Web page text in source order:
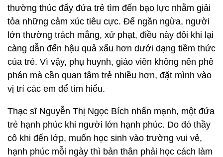
thường thúc đẩy đứa trẻ tìm đến bạo lực nhằm giải
tỏa những cảm xúc tiêu cực. Để ngăn ngừa, người
lớn thường trách mắng, xử phạt, điều này đôi khi lại
càng dẫn đến hậu quả xấu hơn dưới dạng tiềm thức
của trẻ. Vì vậy, phụ huynh, giáo viên không nên phê
phán mà cần quan tâm trẻ nhiều hơn, đặt mình vào
vị trí các em để tìm hiểu.
Thạc sĩ Nguyễn Thị Ngọc Bích nhấn mạnh, một đứa
trẻ hạnh phúc khi người lớn hạnh phúc. Do đó thầy
cô khi đến lớp, muốn học sinh vào trường vui vẻ,
hạnh phúc mỗi ngày thì bản thân phải học cách làm